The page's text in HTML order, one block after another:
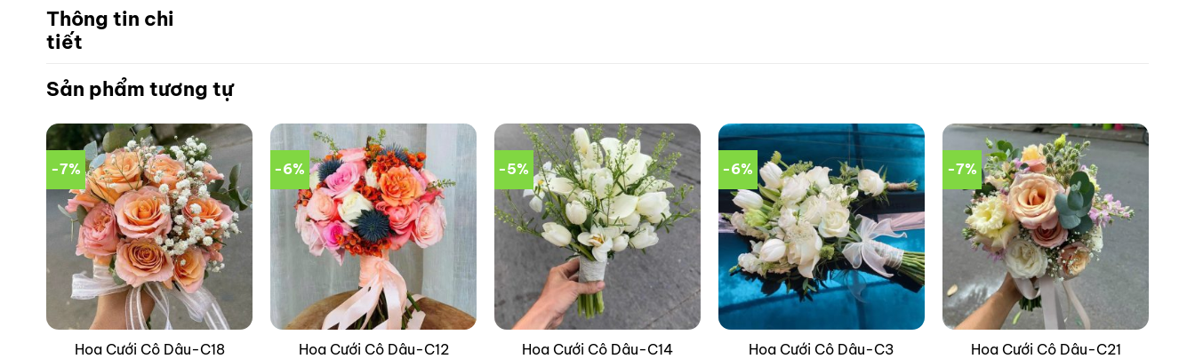
Thông tin chi
tiết
Sản phẩm tương tự
-7%
Hoa Cưới Cô Dâu-C18
-6%
Hoa Cưới Cô Dâu-C12
-5%
Hoa Cưới Cô Dâu-C14
-6%
Hoa Cưới Cô Dâu-C3
-7%
Hoa Cưới Cô Dâu-C21